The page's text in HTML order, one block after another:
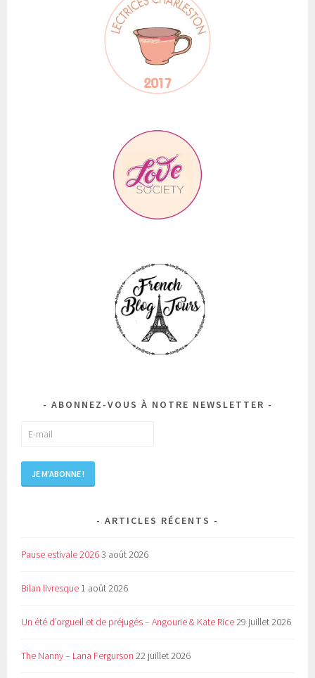
ABONNEZ-VOUS À NOTRE NEWSLETTER
ARTICLES RÉCENTS
Pause estivale 20263 août 2026
Bilan livresque 1 août 2026
Un été d’orgueil et de préjugés – Angourie & Kate Rice29 juillet 2026
The Nanny – Lana Fergurson 22 juillet 2026